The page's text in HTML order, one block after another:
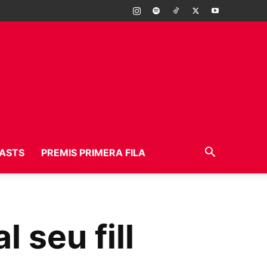
PREMIS PRIMERA FILA
seu fill